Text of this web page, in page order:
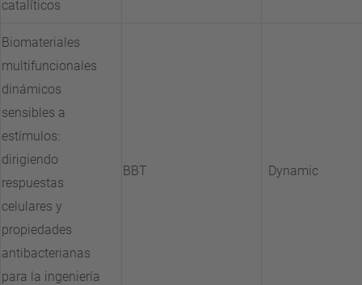
catalíticos
Biomateriales
multifuncionales
dinámicos
sensibles a
estímulos:
dirigiendo
respuestas
celulares y
propiedades
antibacterianas
para la ingeniería
BBT Dynamic